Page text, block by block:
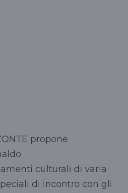
propone
culturali di varia
di incontro con gli